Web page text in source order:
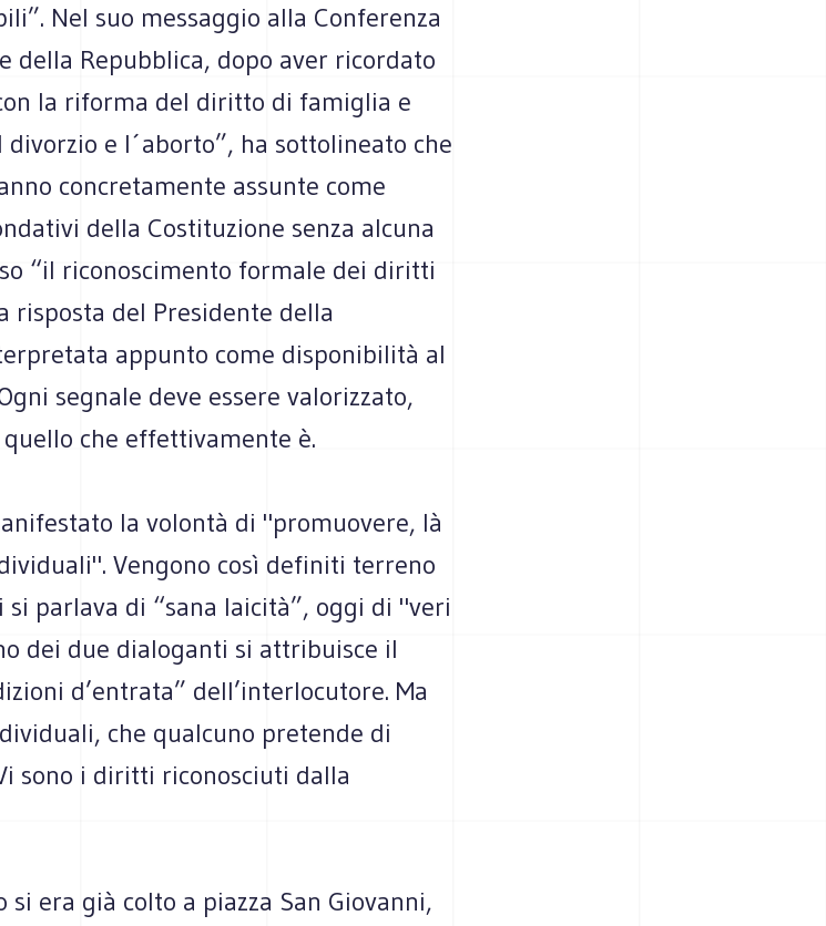
Nel suo messaggio alla Conferenza
della Repubblica, dopo aver ricordato
la riforma del diritto di famiglia e
e l´aborto”, ha sottolineato che
concretamente assunte come
della Costituzione senza alcuna
“il riconoscimento formale dei diritti
risposta del Presidente della
appunto come disponibilità al
segnale deve essere valorizzato,
che effettivamente è.
la volontà di "promuovere, là
Vengono così definiti terreno
parlava di “sana laicità”, oggi di "veri
dei due dialoganti si attribuisce il
d’entrata” dell’interlocutore. Ma
che qualcuno pretende di
sono i diritti riconosciuti dalla
era già colto a piazza San Giovanni,